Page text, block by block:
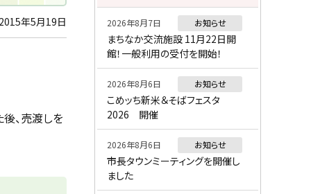
年5月19日
、売渡しを
メ
ニ
ュ
ー
2026年8月7日 お知らせ
まちなか交流施設 11月22日開
館！一般利用の受付を開始！
2026年8月6日 お知らせ
こめッち新米＆そばフェスタ
2026 開催
2026年8月6日 お知らせ
市長タウンミーティングを開催し
ました